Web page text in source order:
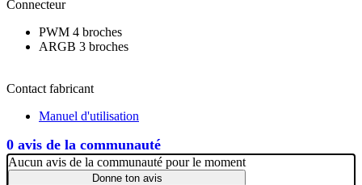
0 avis de la communauté
Connecteur
PWM 4 broches
ARGB 3 broches
Contact fabricant
Manuel d'utilisation
Aucun avis de la communauté pour le moment
Donne ton avis